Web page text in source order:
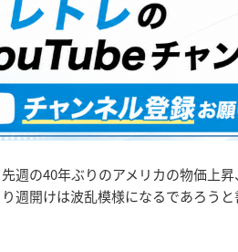
週の40年ぶりのアメリカの物価上
週開けは波乱模様になるであろう